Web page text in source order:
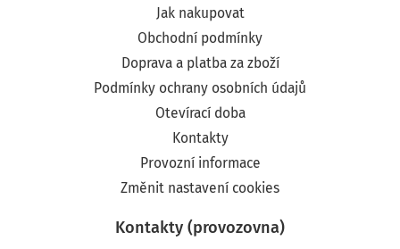
Jak nakupovat
Obchodní podmínky
Doprava a platba za zboží
Podmínky ochrany osobních údajů
Otevírací doba
Kontakty
Provozní informace
Změnit nastavení cookies
Kontakty (provozovna)